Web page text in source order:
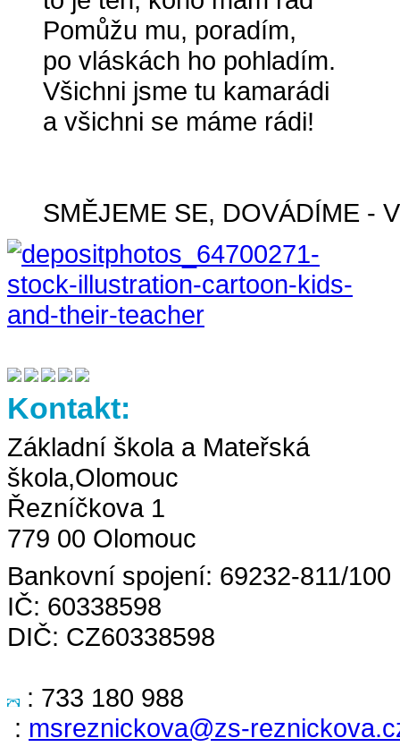
Pomůžu mu, poradím,
po vláskách ho pohladím.
Všichni jsme tu kamarádi
a všichni se máme rádi!
SMĚJEME SE, DOVÁDÍME -
Kontakt:
Základní škola a Mateřská
škola,Olomouc
Řezníčkova 1
779 00 Olomouc
Bankovní spojení: 69232-811/100
IČ: 60338598
DIČ: CZ60338598
: 733 180 988
: msreznickova@zs-